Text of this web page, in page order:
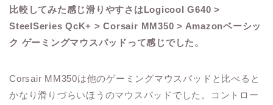
比較してみた感じ滑りやすさはLogicool G640 >
SteelSeries QcK+ > Corsair MM350 > Amazonベーシッ
ク ゲーミングマウスパッドって感じでした。
Corsair MM350は他のゲーミングマウスパッドと比べると
かなり滑りづらいほうのマウスパッドでした。コントロー